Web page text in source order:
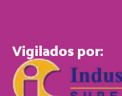
Vigilados por: